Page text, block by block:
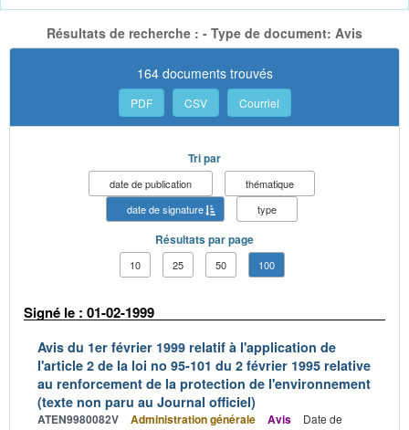
Résultats de recherche : - Type de document: Avis
164 documents trouvés
PDF CSV Courriel
Tri par
date de publication
thématique
date de signature
type
Résultats par page
10 25 50 100
Signé le : 01-02-1999
Avis du 1er février 1999 relatif à l'application de
l'article 2 de la loi no 95-101 du 2 février 1995 relative
au renforcement de la protection de l'environnement
(texte non paru au Journal officiel)
ATEN9980082V Administration générale Avis
Date de